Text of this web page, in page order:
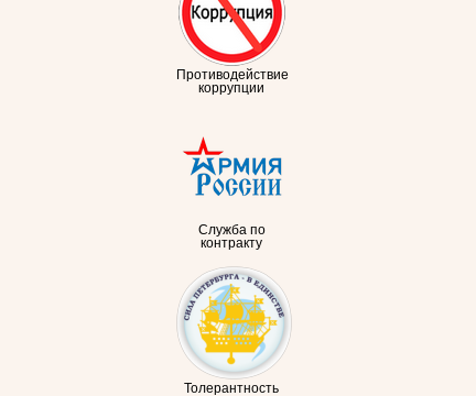
Противодействие
коррупции
Служба по
контракту
Толерантность